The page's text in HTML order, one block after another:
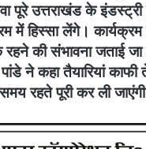
पूरे उत्तराखंड के
में हिस्सा लेंगे।
की संभावना जताई जा
ने कहा तैयारियां
रहते पूरी कर ली